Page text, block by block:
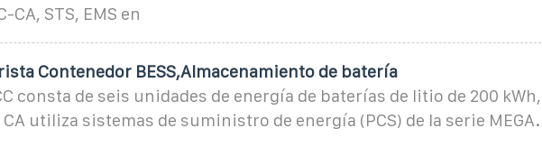
CA, STS, EMS en
Contenedor BESS,Almacenamiento de batería
consta de seis unidades de energía de baterías de litio de 200 kWh,
CA utiliza sistemas de suministro de energía (PCS) de la serie MEGA.